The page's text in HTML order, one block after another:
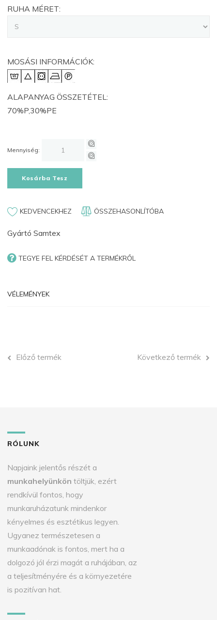
RUHA MÉRET:
MOSÁSI INFORMÁCIÓK:
ALAPANYAG ÖSSZETÉTEL:
70%P,30%PE
Mennyiség:
Kosárba Tesz
KEDVENCEKHEZ ÖSSZEHASONLÍTÓBA
Gyártó Samtex
TEGYE FEL KÉRDÉSÉT A TERMÉKRŐL
VÉLEMÉNYEK
Előző termék Következő termék
RÓLUNK
Napjaink jelentős részét a
munkahelyünkön töltjük, ezért
rendkívül fontos, hogy
munkaruházatunk mindenkor
kényelmes és esztétikus legyen.
Ugyanez természetesen a
munkaadónak is fontos, mert ha a
dolgozó jól érzi magát a ruhájában, az
a teljesítményére és a környezetére
is pozitívan hat.